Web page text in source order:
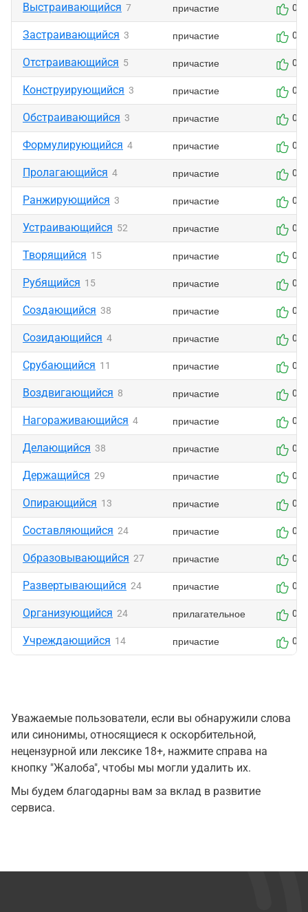
Выстраивающийся 7 причастие 0
Застраивающийся 3 причастие 0
Отстраивающийся 5 причастие 0
Конструирующийся 3 причастие 0
Обстраивающийся 3 причастие 0
Формулирующийся 4 причастие 0
Пролагающийся 4 причастие 0
Ранжирующийся 3 причастие 0
Устраивающийся 52 причастие 0
Творящийся 15 причастие 0
Рубящийся 15 причастие 0
Создающийся 38 причастие 0
Созидающийся 4 причастие 0
Срубающийся 11 причастие 0
Воздвигающийся 8 причастие 0
Нагораживающийся 4 причастие 0
Делающийся 38 причастие 0
Держащийся 29 причастие 0
Опирающийся 13 причастие 0
Составляющийся 24 причастие 0
Образовывающийся 27 причастие 0
Развертывающийся 24 причастие 0
Организующийся 24 прилагательное 0
Учреждающийся 14 причастие 0
Уважаемые пользователи, если вы обнаружили слова
или синонимы, относящиеся к оскорбительной,
нецензурной или лексике 18+, нажмите справа на
кнопку "Жалоба", чтобы мы могли удалить их.
Мы будем благодарны вам за вклад в развитие
сервиса.